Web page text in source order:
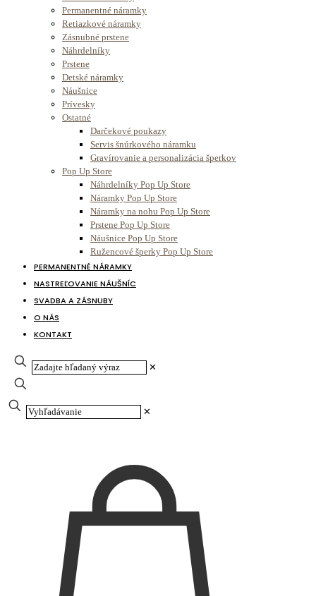
Permanentné náramky
Retiazkové náramky
Zásnubné prstene
Náhrdelníky
Prstene
Detské náramky
Náušnice
Prívesky
Ostatné
Darčekové poukazy
Servis šnúrkového náramku
Gravírovanie a personalizácia šperkov
Pop Up Store
Náhrdelníky Pop Up Store
Náramky Pop Up Store
Náramky na nohu Pop Up Store
Prstene Pop Up Store
Náušnice Pop Up Store
Ružencové šperky Pop Up Store
PERMANENTNÉ NÁRAMKY
NASTREĽOVANIE NÁUŠNÍC
SVADBA A ZÁSNUBY
O NÁS
KONTAKT
✕
✕